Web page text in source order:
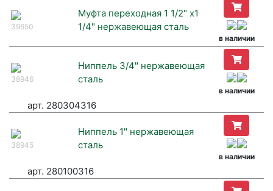
39650
Муфта переходная 1 1/2" х1
1/4" нержавеющая сталь
в наличии
38946
Ниппель 3/4" нержавеющая
сталь
в наличии
арт. 280304316
38945
Ниппель 1" нержавеющая
сталь
в наличии
арт. 280100316